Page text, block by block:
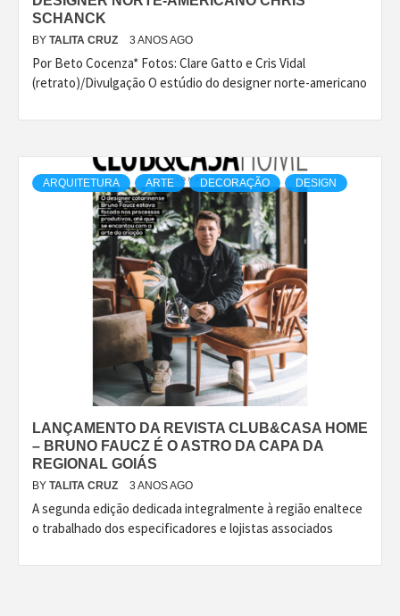
SCHANCK
BY TALITA CRUZ 3 ANOS AGO
Por Beto Cocenza* Fotos: Clare Gatto e Cris Vidal
(retrato)/Divulgação O estúdio do designer norte-americano
ARQUITETURA ARTE DECORAÇÃO DESIGN
LANÇAMENTO DA REVISTA CLUB&CASA HOME
– BRUNO FAUCZ É O ASTRO DA CAPA DA
REGIONAL GOIÁS
BY TALITA CRUZ 3 ANOS AGO
A segunda edição dedicada integralmente à região enaltece
o trabalhado dos especificadores e lojistas associados